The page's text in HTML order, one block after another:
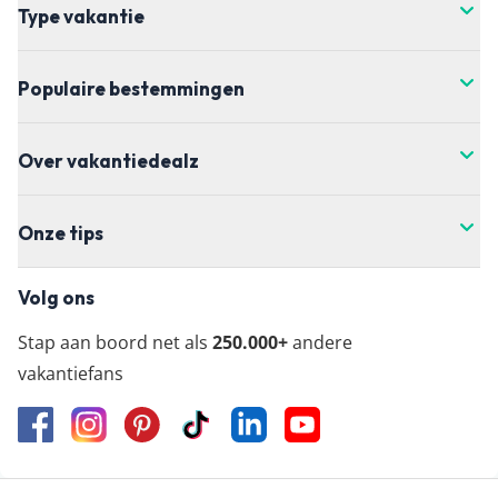
wil boeken.
Type vakantie
Populaire bestemmingen
Over vakantiedealz
Onze tips
Volg ons
Stap aan boord net als 250.000+andere
vakantiefans